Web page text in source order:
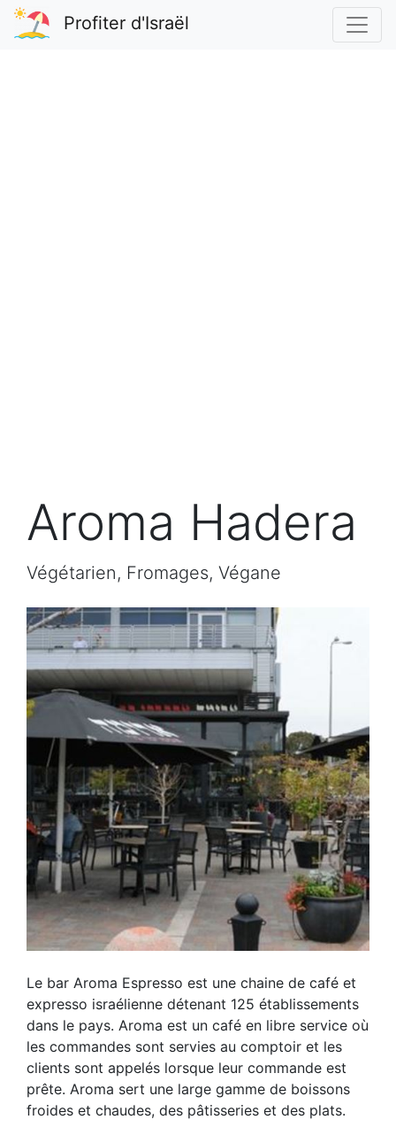
Profiter d'Israël
Aroma Hadera
Végétarien, Fromages, Végane
Le bar Aroma Espresso est une chaine de café et
expresso israélienne détenant 125 établissements
dans le pays. Aroma est un café en libre service où
les commandes sont servies au comptoir et les
clients sont appelés lorsque leur commande est
prête. Aroma sert une large gamme de boissons
froides et chaudes, des pâtisseries et des plats.